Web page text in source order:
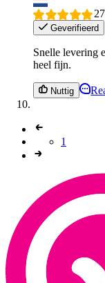
Geverifieerd
Snelle levering
heel fijn.
Nuttig
1